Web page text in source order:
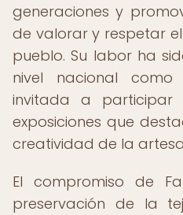
generaciones y
de valorar y respetar
pueblo. Su labor ha
nivel nacional como
invitada a participar
exposiciones que
creatividad de la
El compromiso de
preservación de la